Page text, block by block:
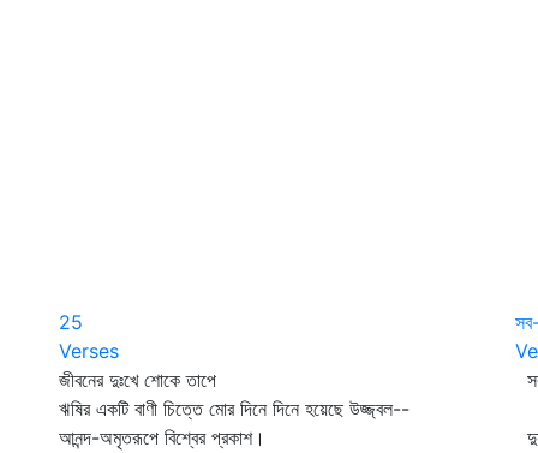
25
Verses
জীবনের দুঃখে শোকে তাপে
ঋষির একটি বাণী চিত্তে মোর দিনে দিনে হয়েছে উজ্জ্বল--
আনন্দ-অমৃতরূপে বিশ্বের প্রকাশ।